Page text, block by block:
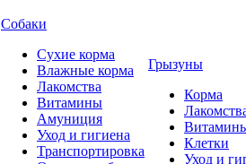
Собаки
Сухие корма
Влажные корма
Лакомства
Витамины
Амуниция
Уход и гигиена
Транспортировка
Грызуны
Корма
Клетки
Уход и